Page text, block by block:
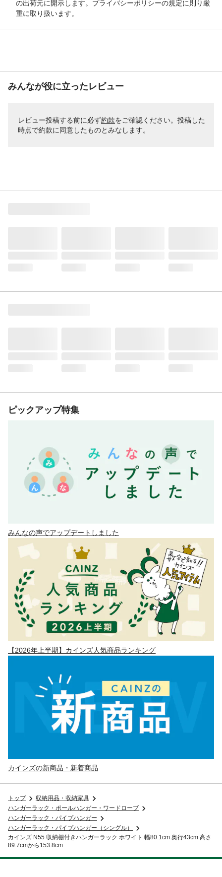
の出荷元に開示します。プライバシーポリシーの規定に則り厳
重に取り扱います。
みんなが役に立ったレビュー
レビュー投稿する前に必ず約款をご確認ください。投稿した
時点で約款に同意したものとみなします。
ピックアップ特集
みんなの声でアップデートしました
【2026年上半期】カインズ人気商品ランキング
カインズの新商品・新着商品
トップ
収納用品・収納家具
ハンガーラック・ポールハンガー・ワードローブ
ハンガーラック・パイプハンガー
ハンガーラック・パイプハンガー（シングル）
カインズ N55 収納棚付きハンガーラック ホワイト 幅80.1cm 奥行43cm 高さ
89.7cmから153.8cm